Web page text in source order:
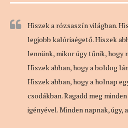
Hiszek a rózsaszín világban.
legjobb kalóriaégető. Hiszek
lennünk, mikor úgy tűnik, hogy
Hiszek abban, hogy a boldog
Hiszek abban, hogy a holnap
csodákban. Ragadd meg
igényével. Minden napnak, úgy,